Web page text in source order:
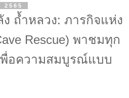
2565
ง ถ้ำหลวง: ภารกิจแห่ง
Rescue) พาชมทุก
พื่อความสมบูรณ์แบบ